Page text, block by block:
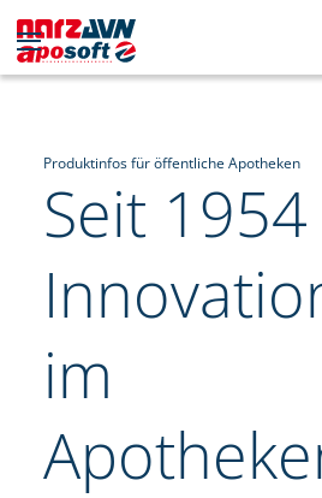
Produktinfos für öffentliche Apotheken
Seit 1954
im